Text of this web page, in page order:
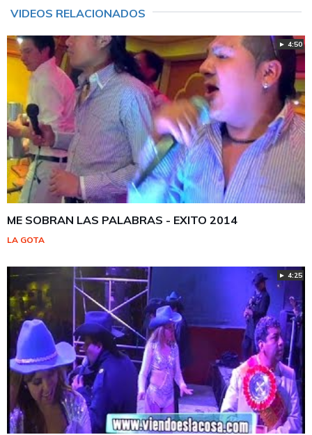
VIDEOS RELACIONADOS
► 4:50
ME SOBRAN LAS PALABRAS - EXITO 2014
LA GOTA
► 4:25